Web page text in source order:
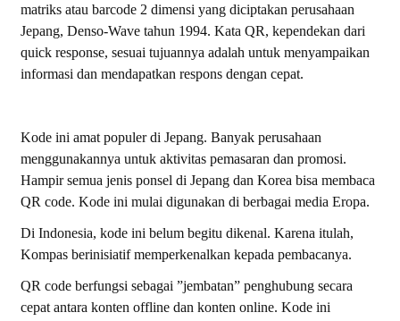
matriks atau barcode 2 dimensi yang diciptakan perusahaan
Jepang, Denso-Wave tahun 1994. Kata QR, kependekan dari
quick response, sesuai tujuannya adalah untuk menyampaikan
informasi dan mendapatkan respons dengan cepat.
Kode ini amat populer di Jepang. Banyak perusahaan
menggunakannya untuk aktivitas pemasaran dan promosi.
Hampir semua jenis ponsel di Jepang dan Korea bisa membaca
QR code. Kode ini mulai digunakan di berbagai media Eropa.
Di Indonesia, kode ini belum begitu dikenal. Karena itulah,
Kompas berinisiatif memperkenalkan kepada pembacanya.
QR code berfungsi sebagai ”jembatan” penghubung secara
cepat antara konten offlinedan konten online. Kode ini